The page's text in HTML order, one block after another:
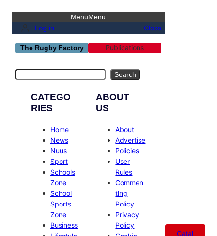
MenuMenu
Log in Close
The Rugby Factory Publications
Search
CATEGO
RIES
Home
News
Nuus
Sport
Schools
Zone
School
Sports
Zone
Business
ABOUT
US
About
Advertise
Policies
User
Rules
Commen
ting
Policy
Privacy
Policy
Catal